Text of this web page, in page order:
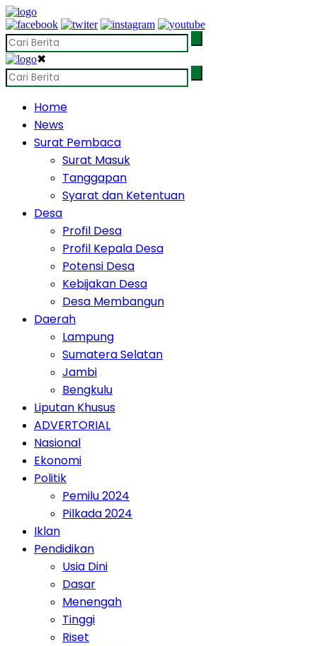
✖
Home
News
Surat Pembaca
Surat Masuk
Tanggapan
Syarat dan Ketentuan
Desa
Profil Desa
Profil Kepala Desa
Potensi Desa
Kebijakan Desa
Desa Membangun
Daerah
Lampung
Sumatera Selatan
Jambi
Bengkulu
Liputan Khusus
ADVERTORIAL
Nasional
Ekonomi
Politik
Pemilu 2024
Pilkada 2024
Iklan
Pendidikan
Usia Dini
Dasar
Menengah
Tinggi
Riset